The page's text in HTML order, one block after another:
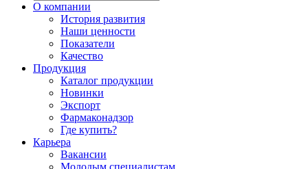
О компании
История развития
Наши ценности
Показатели
Качество
Продукция
Каталог продукции
Новинки
Экспорт
Фармаконадзор
Где купить?
Карьера
Вакансии
Молодым специалистам